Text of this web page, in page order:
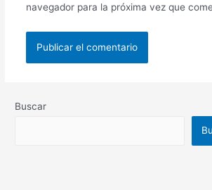
navegador para la próxima vez que
Buscar